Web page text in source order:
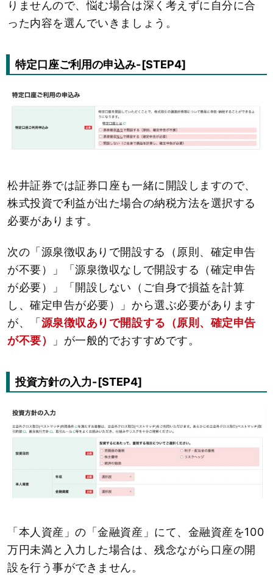
りませんので、悩む場合は深く考えずに自分に合
った内容を選んでいきましょう。
特定口座ご利用の申込み-[STEP4]
松井証券では証券口座も一緒に開設しますので、
株式投資で利益が出た場合の納税方法を選択する
必要があります。
次の「源泉徴収ありで開設する（原則、確定申告
が不要）」「源泉徴収なしで開設する（確定申告
が必要）」「開設しない（ご自身で損益を計算
し、確定申告が必要）」から選ぶ必要があります
が、「源泉徴収ありで開設する（原則、確定申告
が不要）
」が一般的でおすすめです。
投資方針の入力-[STEP4]
「本人資産」の「金融資産」にて、金融資産を100
万円未満と入力した場合は、残念ながら口座の開
設を行う事ができません。